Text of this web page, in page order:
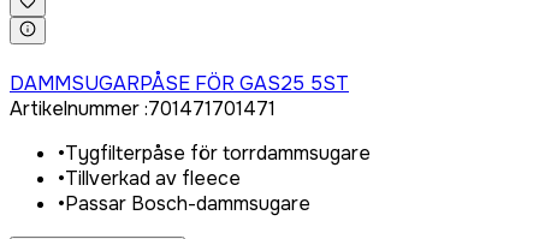
DAMMSUGARPÅSE FÖR GAS25 5ST
Artikelnummer:701471701471
•Tygfilterpåse för torrdammsugare
•Tillverkad av fleece
•Passar Bosch-dammsugare